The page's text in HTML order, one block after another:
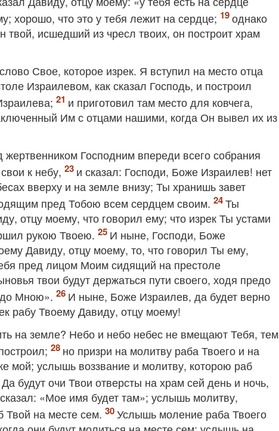
хорошо, что это у тебя лежит на сердце;
однако
твой, исшедший из чресл твоих, он построит храм
Свое, которое изрек. Я вступил на место отца
Израилевом, как сказал Господь, и построил
и приготовил там место для ковчега,
Им с отцами нашими, когда Он вывел их из
Господним впереди всего собрания
к небу,
и сказал: Господи, Боже Израилев! нет
вверху и на земле внизу; Ты хранишь завет
пред Тобою всем сердцем своим.
Ты
отцу моему, что говорил ему; что изрек Ты устами
рукою Твоею.
И ныне, Господи, Боже
Давиду, отцу моему, то, что говорил Ты ему,
пред лицом Моим сидящий на престоле
твои будут держаться пути своего, ходя предо
Мною».
И ныне, Боже Израилев, да будет верно
рабу Твоему Давиду, отцу моему!
на земле? Небо и небо небес не вмещают Тебя, тем
но призри на молитву раба Твоего и на
мой; услышь воззвание и молитву, которою раб
Да будут очи Твои отверсты на храм сей день и ночь,
«Мое имя будет там»; услышь молитву,
Твой на месте сем.
Услышь моление раба Твоего